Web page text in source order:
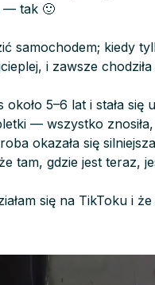
— tak 🙂
samochodem; kiedy
i zawsze
około 5–6 lat i stała
— wszystko
okazała się
tam, gdzie jest teraz,
się na TikToku i